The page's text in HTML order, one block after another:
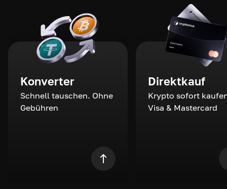
Konverter
Schnell tauschen. Ohne
Gebühren
Direktkauf
Krypto sofort
Visa & Mastercard